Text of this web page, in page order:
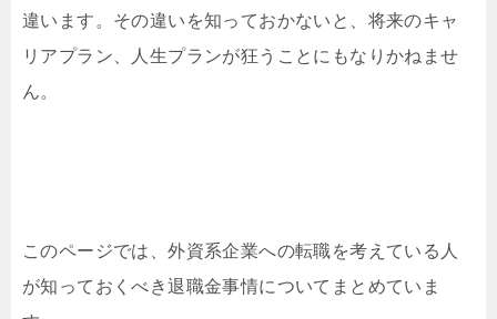
違います。その違いを知っておかないと、将来のキャ
リアプラン、人生プランが狂うことにもなりかねませ
ん。
このページでは、外資系企業への転職を考えている人
が知っておくべき退職金事情についてまとめていま